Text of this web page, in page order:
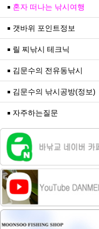
혼자 떠나는 낚시여행
갯바위 포인트정보
릴 찌낚시 테크닉
김문수의 전유동낚시
김문수의 낚시공방(정보)
자주하는질문